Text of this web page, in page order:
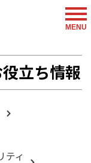
MENU
立ち情報